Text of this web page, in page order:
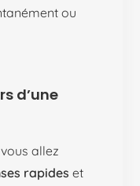
ou
d’une
allez
rapides et